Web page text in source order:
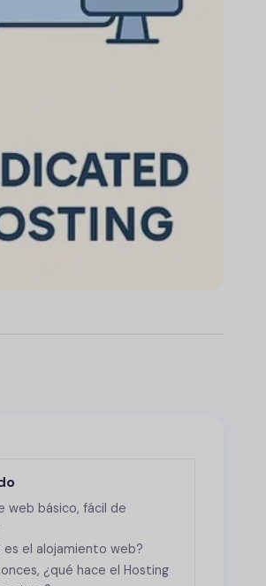
web básico, fácil de
es el alojamiento web?
¿qué hace el Hosting